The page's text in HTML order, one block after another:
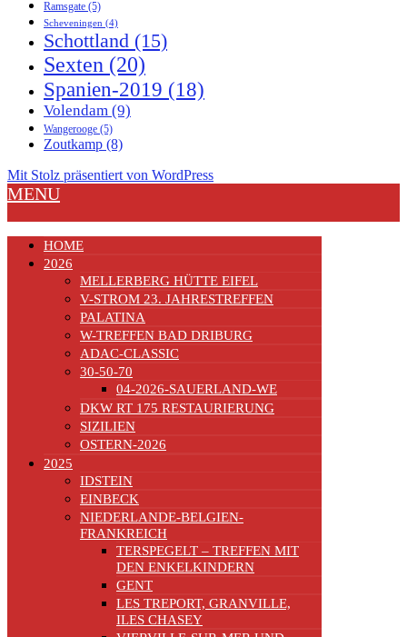
Ramsgate (5)
Scheveningen (4)
Schottland (15)
Sexten (20)
Spanien-2019 (18)
Volendam (9)
Wangerooge (5)
Zoutkamp (8)
Mit Stolz präsentiert von WordPress
MENU
HOME
2026
MELLERBERG HÜTTE EIFEL
V-STROM 23. JAHRESTREFFEN
PALATINA
W-TREFFEN BAD DRIBURG
ADAC-CLASSIC
30-50-70
04-2026-SAUERLAND-WE
DKW RT 175 RESTAURIERUNG
SIZILIEN
OSTERN-2026
2025
IDSTEIN
EINBECK
NIEDERLANDE-BELGIEN-
FRANKREICH
TERSPEGELT – TREFFEN MIT
DEN ENKELKINDERN
GENT
LES TREPORT, GRANVILLE,
ILES CHASEY